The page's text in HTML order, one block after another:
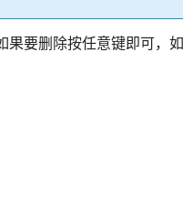
果要删除按任意键即可，如